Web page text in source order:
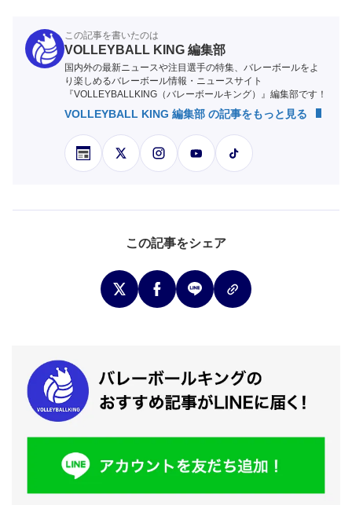
この記事を書いたのは
VOLLEYBALL KING 編集部
国内外の最新ニュースや注目選手の特集、バレーボールをよ
り楽しめるバレーボール情報・ニュースサイト
『VOLLEYBALLKING（バレーボールキング）』編集部です！
VOLLEYBALL KING 編集部 の記事をもっと見る
この記事をシェア